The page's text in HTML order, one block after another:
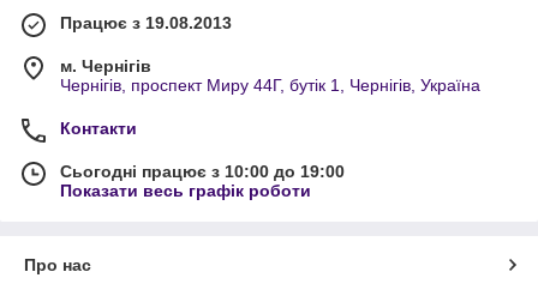
Працює з 19.08.2013
м. Чернігів
Чернігів, проспект Миру 44Г, бутік 1, Чернігів, Україна
Контакти
Сьогодні працює з 10:00 до 19:00
Показати весь графік роботи
Про нас